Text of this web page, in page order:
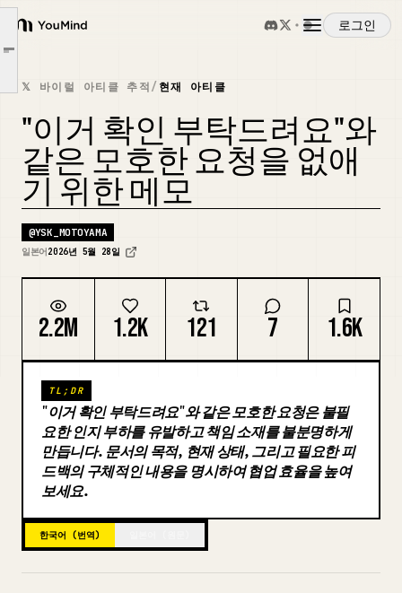
YouMind
로그인
개요
사용 사례
스킬
프롬프트
블로그
업데이트
3. 확인을 원하는 부분 (+ 확인이 필요 없는 부분)
𝕏 바이럴 아티클 추적/ 현재 아티클
"이거 확인 부탁드려요"와
같은 모호한 요청을 없애
기 위한 메모
@YSK_MOTOYAMA
일본어2026년 5월 28일
2.2M 1.2K 121 7 1.6K
TL;DR
"이거 확인 부탁드려요"와 같은 모호한 요청은 불필
요한 인지 부하를 유발하고 책임 소재를 불분명하게
만듭니다. 문서의 목적, 현재 상태, 그리고 필요한 피
드백의 구체적인 내용을 명시하여 협업 효율을 높여
보세요.
한국어 (번역)